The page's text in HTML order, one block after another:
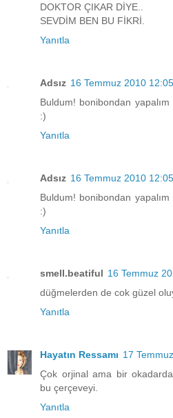
DOKTOR ÇIKAR DİYE..
SEVDİM BEN BU FİKRİ.
Yanıtla
Adsız 16 Temmuz 2010 12:05
Buldum! bonibondan
:)
Yanıtla
Adsız 16 Temmuz 2010 12:05
Buldum! bonibondan
:)
Yanıtla
smell.beatiful 16 Temmuz
düğmelerden de cok güzel
Yanıtla
Hayatın Ressamı 17
Çok orjinal ama bir
bu çerçeveyi.
Yanıtla